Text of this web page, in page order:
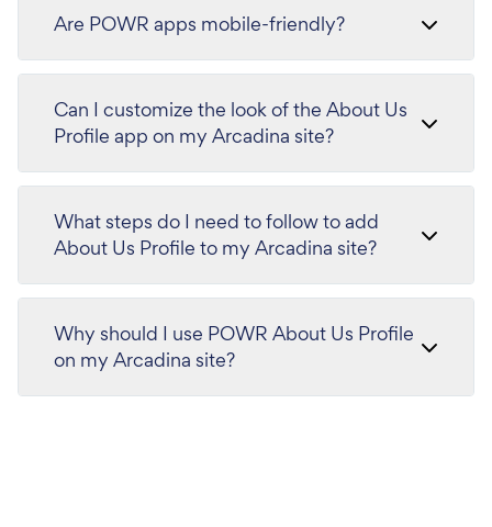
Are POWR apps mobile-friendly?
Can I customize the look of the About Us
Profile app on my Arcadina site?
What steps do I need to follow to add
About Us Profile to my Arcadina site?
Why should I use POWR About Us Profile
on my Arcadina site?